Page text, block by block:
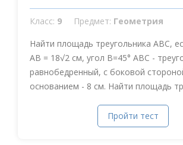
Класс: 9 Предмет: Геометрия
Найти площадь треугольника ABC,
AB = 18√2 см, угол B=45° АВС -
равнобедренный, с боковой
основанием - 8 см. Найти площадь
Пройти тест